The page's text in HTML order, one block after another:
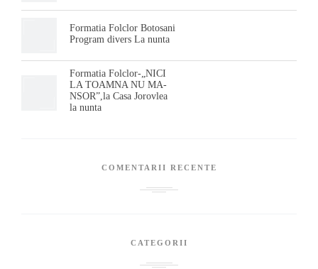
Formatia Folclor Botosani
Program divers La nunta
Formatia Folclor-„NICI
LA TOAMNA NU MA-
NSOR”,la Casa Jorovlea
la nunta
COMENTARII RECENTE
CATEGORII